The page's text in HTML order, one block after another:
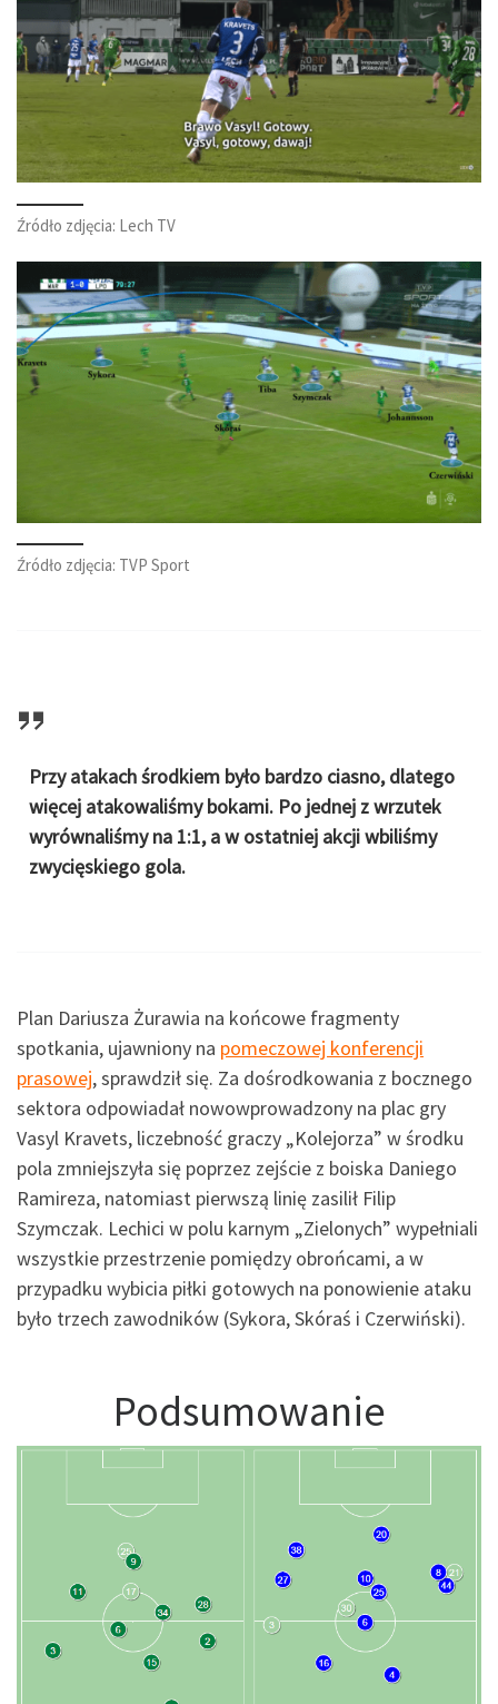
Źródło zdjęcia: Lech TV
Źródło zdjęcia: TVP Sport
Przy atakach środkiem było bardzo ciasno, dlatego
więcej atakowaliśmy bokami. Po jednej z wrzutek
wyrównaliśmy na 1:1, a w ostatniej akcji wbiliśmy
zwycięskiego gola.
Plan Dariusza Żurawia na końcowe fragmenty
spotkania, ujawniony na pomeczowej konferencji
prasowej, sprawdził się. Za dośrodkowania z bocznego
sektora odpowiadał nowowprowadzony na plac gry
Vasyl Kravets, liczebność graczy „Kolejorza” w środku
pola zmniejszyła się poprzez zejście z boiska Daniego
Ramireza, natomiast pierwszą linię zasilił Filip
Szymczak. Lechici w polu karnym „Zielonych” wypełniali
wszystkie przestrzenie pomiędzy obrońcami, a w
przypadku wybicia piłki gotowych na ponowienie ataku
było trzech zawodników (Sykora, Skóraś i Czerwiński).
Podsumowanie